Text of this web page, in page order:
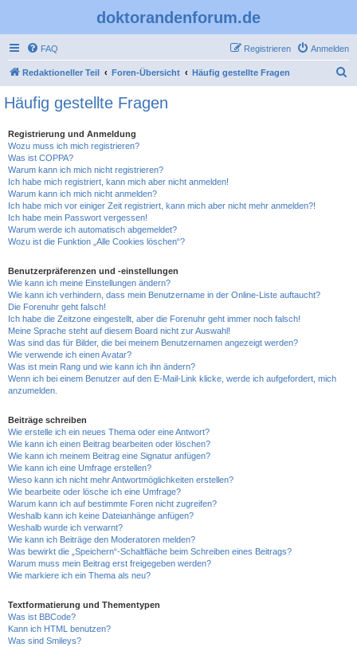
doktorandenforum.de
FAQ Anmelden
Registrieren
Redaktioneller Teil Foren-Übersicht Häufig gestellte Fragen
Häufig gestellte Fragen
Registrierung und Anmeldung
Wozu muss ich mich registrieren?
Was ist COPPA?
Warum kann ich mich nicht registrieren?
Ich habe mich registriert, kann mich aber nicht anmelden!
Warum kann ich mich nicht anmelden?
Ich habe mich vor einiger Zeit registriert, kann mich aber nicht mehr anmelden?!
Ich habe mein Passwort vergessen!
Warum werde ich automatisch abgemeldet?
Wozu ist die Funktion „Alle Cookies löschen“?
Benutzerpräferenzen und -einstellungen
Wie kann ich meine Einstellungen ändern?
Wie kann ich verhindern, dass mein Benutzername in der Online-Liste auftaucht?
Die Forenuhr geht falsch!
Ich habe die Zeitzone eingestellt, aber die Forenuhr geht immer noch falsch!
Meine Sprache steht auf diesem Board nicht zur Auswahl!
Was sind das für Bilder, die bei meinem Benutzernamen angezeigt werden?
Wie verwende ich einen Avatar?
Was ist mein Rang und wie kann ich ihn ändern?
Wenn ich bei einem Benutzer auf den E-Mail-Link klicke, werde ich aufgefordert, mich
anzumelden.
Beiträge schreiben
Wie erstelle ich ein neues Thema oder eine Antwort?
Wie kann ich einen Beitrag bearbeiten oder löschen?
Wie kann ich meinem Beitrag eine Signatur anfügen?
Wie kann ich eine Umfrage erstellen?
Wieso kann ich nicht mehr Antwortmöglichkeiten erstellen?
Wie bearbeite oder lösche ich eine Umfrage?
Warum kann ich auf bestimmte Foren nicht zugreifen?
Weshalb kann ich keine Dateianhänge anfügen?
Weshalb wurde ich verwarnt?
Wie kann ich Beiträge den Moderatoren melden?
Was bewirkt die „Speichern“-Schaltfläche beim Schreiben eines Beitrags?
Warum muss mein Beitrag erst freigegeben werden?
Wie markiere ich ein Thema als neu?
Textformatierung und Thementypen
Was ist BBCode?
Kann ich HTML benutzen?
Was sind Smileys?